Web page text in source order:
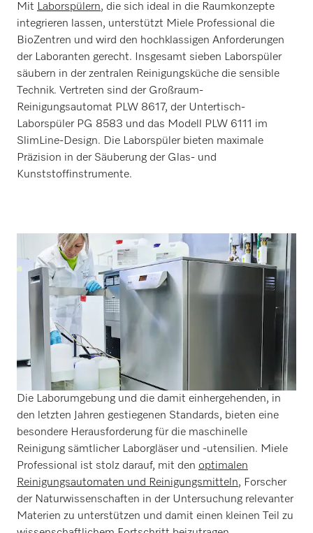
Mit Laborspülern, die sich ideal in die Raumkonzepte
integrieren lassen, unterstützt Miele Professional die
BioZentren und wird den hochklassigen Anforderungen
der Laboranten gerecht. Insgesamt sieben Laborspüler
säubern in der zentralen Reinigungsküche die sensible
Technik. Vertreten sind der Großraum-
Reinigungsautomat PLW 8617, der Untertisch-
Laborspüler PG 8583 und das Modell PLW 6111 im
SlimLine-Design. Die Laborspüler bieten maximale
Präzision in der Säuberung der Glas- und
Kunststoffinstrumente.
Die Laborumgebung und die damit einhergehenden, in
den letzten Jahren gestiegenen Standards, bieten eine
besondere Herausforderung für die maschinelle
Reinigung sämtlicher Laborgläser und -utensilien. Miele
Professional ist stolz darauf, mit den optimalen
Reinigungsautomaten und Reinigungsmitteln, Forscher
der Naturwissenschaften in der Untersuchung relevanter
Materien zu unterstützen und damit einen kleinen Teil zu